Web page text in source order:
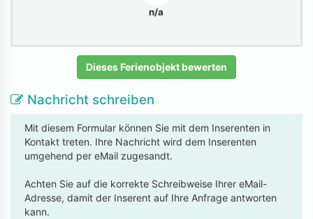
n/a
Dieses Ferienobjekt bewerten
Nachricht schreiben
Mit diesem Formular können Sie mit dem Inserenten in
Kontakt treten. Ihre Nachricht wird dem Inserenten
umgehend per eMail zugesandt.
Achten Sie auf die korrekte Schreibweise Ihrer eMail-
Adresse, damit der Inserent auf Ihre Anfrage antworten
kann.